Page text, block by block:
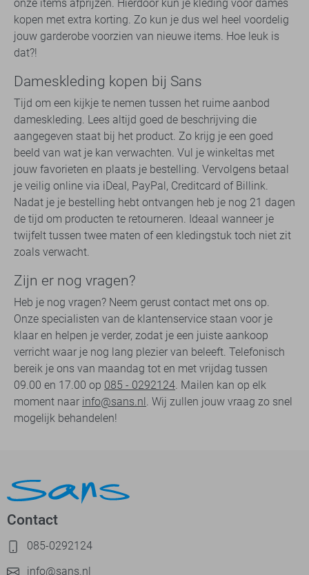
onze items afprijzen. Hierdoor kun je kleding voor dames
kopen met extra korting. Zo kun je dus wel heel voordelig
jouw garderobe voorzien van nieuwe items. Hoe leuk is
dat?!
Dameskleding kopen bij Sans
Tijd om een kijkje te nemen tussen het ruime aanbod
dameskleding. Lees altijd goed de beschrijving die
aangegeven staat bij het product. Zo krijg je een goed
beeld van wat je kan verwachten. Vul je winkeltas met
jouw favorieten en plaats je bestelling. Vervolgens betaal
je veilig online via iDeal, PayPal, Creditcard of Billink.
Nadat je je bestelling hebt ontvangen heb je nog 21 dagen
de tijd om producten te retourneren. Ideaal wanneer je
twijfelt tussen twee maten of een kledingstuk toch niet zit
zoals verwacht.
Zijn er nog vragen?
Heb je nog vragen? Neem gerust contact met ons op.
Onze specialisten van de klantenservice staan voor je
klaar en helpen je verder, zodat je een juiste aankoop
verricht waar je nog lang plezier van beleeft. Telefonisch
bereik je ons van maandag tot en met vrijdag tussen
09.00 en 17.00 op 085 - 0292124. Mailen kan op elk
moment naar info@sans.nl. Wij zullen jouw vraag zo snel
mogelijk behandelen!
Contact
085-0292124
info@sans.nl